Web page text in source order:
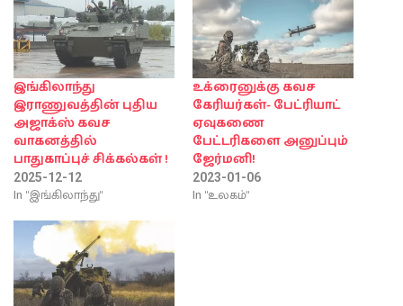
இங்கிலாந்து
இராணுவத்தின் புதிய
அஜாக்ஸ் கவச
வாகனத்தில்
பாதுகாப்புச் சிக்கல்கள் !
2025-12-12
In "இங்கிலாந்து"
உக்ரைனுக்கு கவச
கேரியர்கள்- பேட்ரியாட்
ஏவுகணை
பேட்டரிகளை அனுப்பும்
ஜேர்மனி!
2023-01-06
In "உலகம்"